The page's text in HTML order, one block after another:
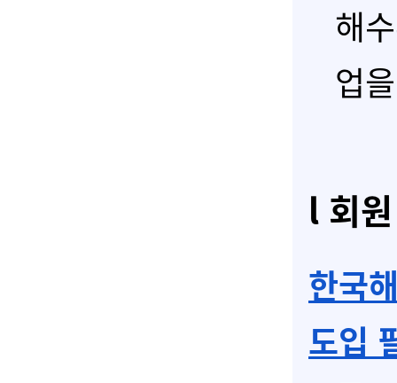
해
업
l 회
한국
도입